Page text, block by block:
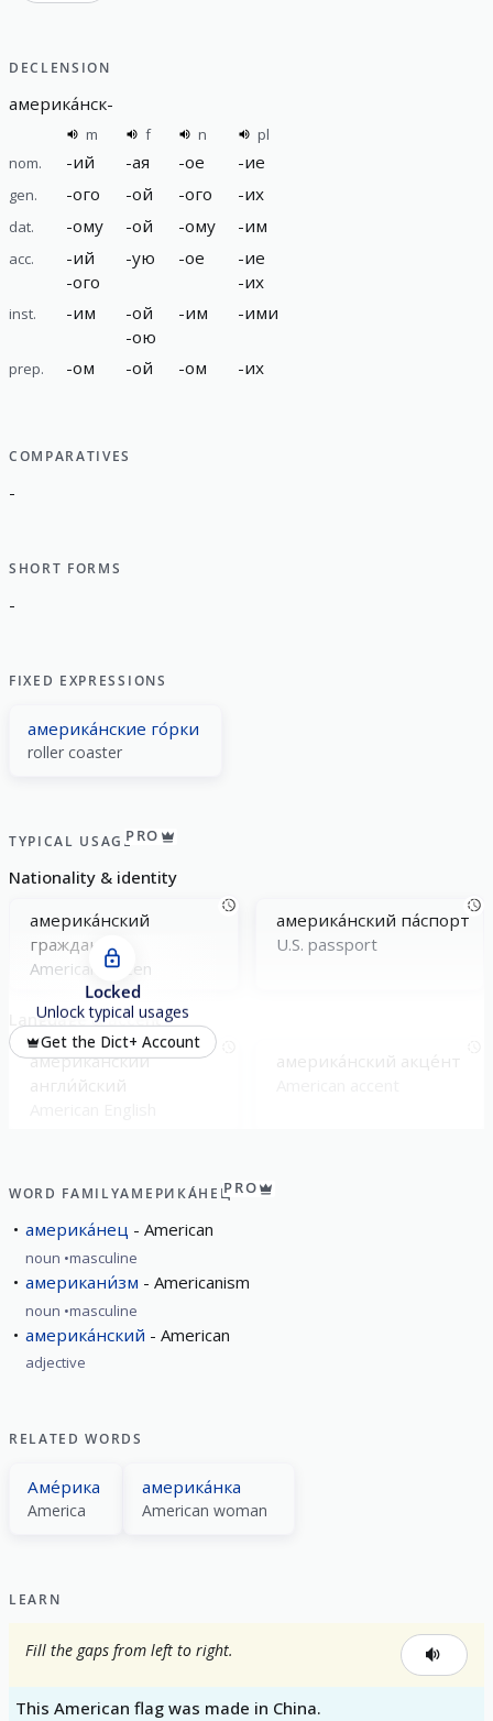
DECLENSION
америка́нск-
m f n
pl
nom.
-ий -ая -ое -ие
gen. -ого -ой -ого -их
dat. -ому -ой -ому -им
acc. -ий
-ого
-ую -ое -ие
-их
inst. -им -ой
-ою
-им -ими
prep. -ом -ой -ом -их
COMPARATIVES
-
SHORT FORMS
-
FIXED EXPRESSIONS
америка́нские го́рки
roller coaster
TYPICAL USAGEPRO
Nationality & identity
америка́нский
граждани́н
American citizen
америка́нский па́спорт
U.S. passport
Language & accent
америка́нский
Locked
Unlock typical usages
Get the Dict+ Account
WORD FAMILYАМЕРИКА́НЕЦPRO
америка́нец American
noun masculine
американи́зм Americanism
noun masculine
америка́нский American
adjective
RELATED WORDS
Аме́рика
America
америка́нка
American woman
LEARN
Fill the gaps from left to right.
This American flag was made in China.